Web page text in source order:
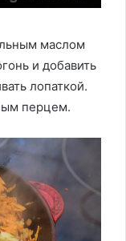
маслом
и добавить
лопаткой.
перцем.